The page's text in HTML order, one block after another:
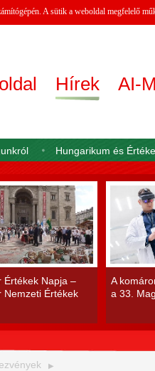
A sütik a weboldal megfelelő
Hírek AI-
Hungarikum és
Értékek Napja –
Nemzeti Értékek
A
a 33.